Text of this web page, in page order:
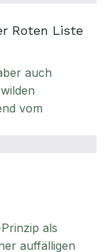
Roten Liste
auch
vom
als
auffälligen